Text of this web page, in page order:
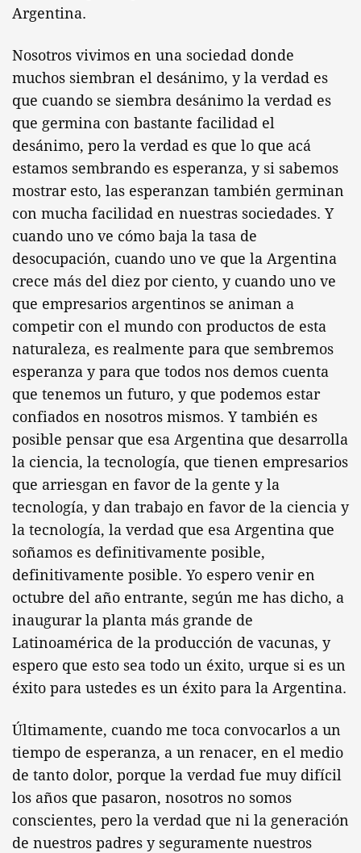
Argentina.
Nosotros vivimos en una sociedad donde
muchos siembran el desánimo, y la verdad es
que cuando se siembra desánimo la verdad es
que germina con bastante facilidad el
desánimo, pero la verdad es que lo que acá
estamos sembrando es esperanza, y si sabemos
mostrar esto, las esperanzan también germinan
con mucha facilidad en nuestras sociedades. Y
cuando uno ve cómo baja la tasa de
desocupación, cuando uno ve que la Argentina
crece más del diez por ciento, y cuando uno ve
que empresarios argentinos se animan a
competir con el mundo con productos de esta
naturaleza, es realmente para que sembremos
esperanza y para que todos nos demos cuenta
que tenemos un futuro, y que podemos estar
confiados en nosotros mismos. Y también es
posible pensar que esa Argentina que desarrolla
la ciencia, la tecnología, que tienen empresarios
que arriesgan en favor de la gente y la
tecnología, y dan trabajo en favor de la ciencia y
la tecnología, la verdad que esa Argentina que
soñamos es definitivamente posible,
definitivamente posible. Yo espero venir en
octubre del año entrante, según me has dicho, a
inaugurar la planta más grande de
Latinoamérica de la producción de vacunas, y
espero que esto sea todo un éxito, urque si es un
éxito para ustedes es un éxito para la Argentina.
Últimamente, cuando me toca convocarlos a un
tiempo de esperanza, a un renacer, en el medio
de tanto dolor, porque la verdad fue muy difícil
los años que pasaron, nosotros no somos
conscientes, pero la verdad que ni la generación
de nuestros padres y seguramente nuestros